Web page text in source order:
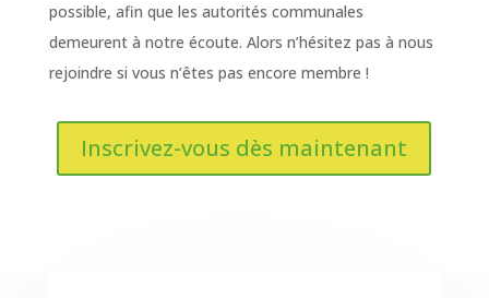
possible, afin que les autorités communales
demeurent à notre écoute. Alors n’hésitez pas à nous
rejoindre si vous n’êtes pas encore membre !
Inscrivez-vous dès maintenant